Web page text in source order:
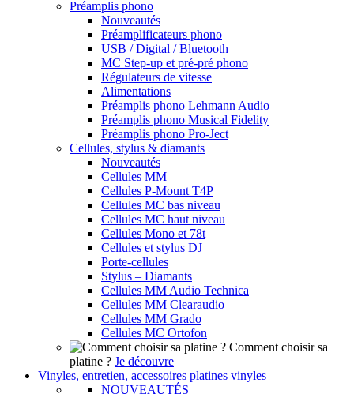
Préamplis phono
Nouveautés
Préamplificateurs phono
USB / Digital / Bluetooth
MC Step-up et pré-pré phono
Régulateurs de vitesse
Alimentations
Préamplis phono Lehmann Audio
Préamplis phono Musical Fidelity
Préamplis phono Pro-Ject
Cellules, stylus & diamants
Nouveautés
Cellules MM
Cellules P-Mount T4P
Cellules MC bas niveau
Cellules MC haut niveau
Cellules Mono et 78t
Cellules et stylus DJ
Porte-cellules
Stylus – Diamants
Cellules MM Audio Technica
Cellules MM Clearaudio
Cellules MM Grado
Cellules MC Ortofon
Comment choisir sa
platine ? Je découvre
Vinyles, entretien, accessoires platines vinyles
NOUVEAUTÉS